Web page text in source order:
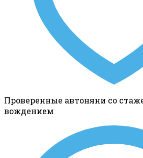
Проверенные автоняни со
вождением